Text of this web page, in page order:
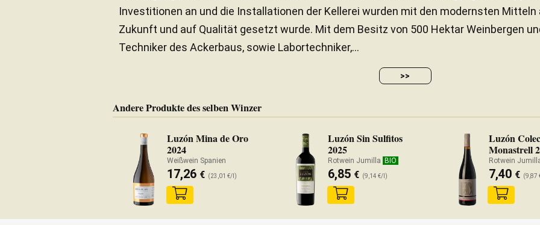
Investitionen an und die Installationen der Kellerei wurden mit den modernsten
Zukunft und auf Qualität gesetzt wurde. Mit dem Besitz von 500 Hektar Weinbergen
Techniker des Ackerbaus, sowie Labortechniker,...
>>
Andere Produkte des selben Winzer
Luzón Mina de Oro
2024
Weißwein Spanien
17,26 € (23,01 €/l)
Luzón Sin Sulfitos
2025
Rotwein Jumilla BIO
6,85 € (9,14 €/l)
Luzón
Monastrell
Rotwein
7,40 € (9,87